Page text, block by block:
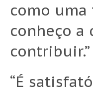
como
conheço a
contribuir.”
“É